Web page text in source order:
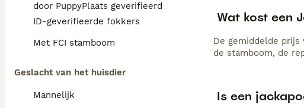
door PuppyPlaats geverifieerd
ID-geverifieerde fokkers
Met FCI stamboom
Geslacht van het huisdier
Mannelijk
Wat kost een
De gemiddelde
de stamboom, de
Is een